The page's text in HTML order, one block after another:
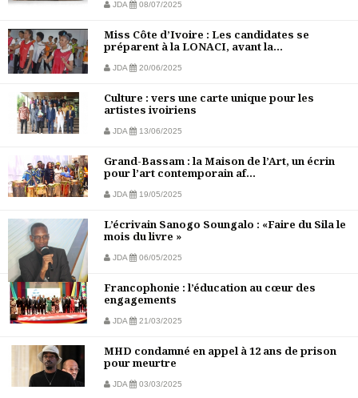
JDA 08/07/2025
Miss Côte d’Ivoire : Les candidates se
préparent à la LONACI, avant la...
JDA 20/06/2025
Culture : vers une carte unique pour les
artistes ivoiriens
JDA 13/06/2025
Grand-Bassam : la Maison de l’Art, un écrin
pour l’art contemporain af...
JDA 19/05/2025
L’écrivain Sanogo Soungalo : «Faire du Sila le
mois du livre »
JDA 06/05/2025
Francophonie : l’éducation au cœur des
engagements
JDA 21/03/2025
MHD condamné en appel à 12 ans de prison
pour meurtre
JDA 03/03/2025